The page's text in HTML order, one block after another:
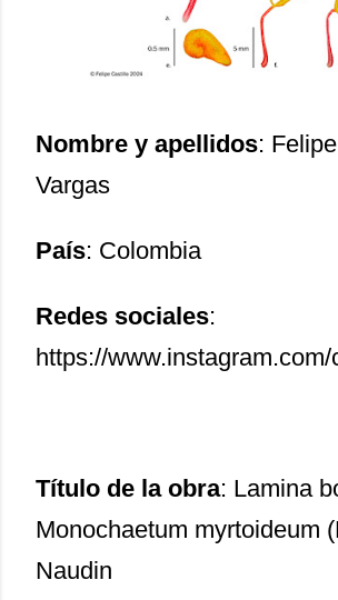
Nombre y apellidos:
Vargas
País: Colombia
Redes sociales:
https://www.instagram.com/
Título de la obra: Lamina
Monochaetum myrtoideum
Naudin